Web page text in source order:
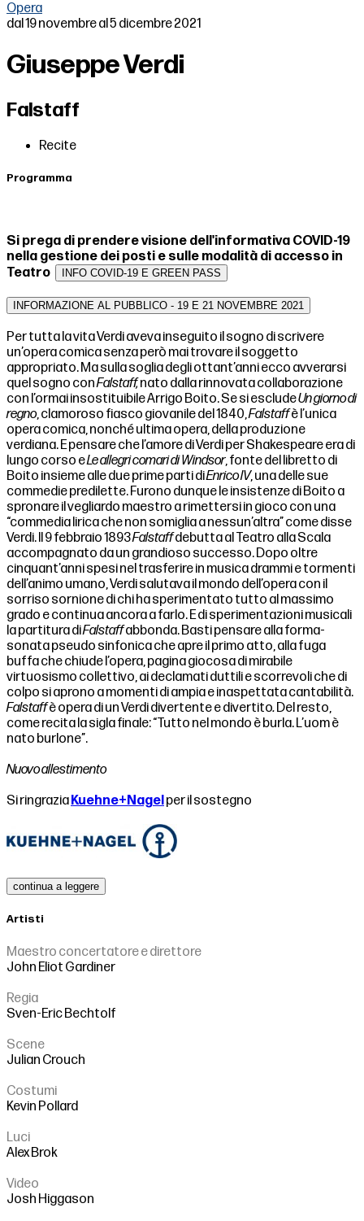
Opera
dal 19 novembre al 5 dicembre 2021
Giuseppe Verdi
Falstaff
Recite
Programma
Si prega di prendere visione dell'informativa COVID-19
nella gestione dei posti e sulle modalità di accesso in
Teatro
INFO COVID-19 E GREEN PASS
INFORMAZIONE AL PUBBLICO - 19 E 21 NOVEMBRE 2021
Per tutta la vita Verdi aveva inseguito il sogno di scrivere
un’opera comica senza però mai trovare il soggetto
appropriato. Ma sulla soglia degli ottant’anni ecco avverarsi
quel sogno conFalstaff,nato dalla rinnovata collaborazione
con l’ormai insostituibile Arrigo Boito. Se si escludeUn giorno di
regno, clamoroso fiasco giovanile del 1840,Falstaffè l’unica
opera comica, nonché ultima opera, della produzione
verdiana. E pensare che l’amore di Verdi per Shakespeare era di
lungo corso eLe allegri comari di Windsor, fonte del libretto di
Boito insieme alle due prime parti diEnrico IV, una delle sue
commedie predilette. Furono dunque le insistenze di Boito a
spronare il vegliardo maestro a rimettersi in gioco con una
“commedia lirica che non somiglia a nessun’altra” come disse
Verdi. Il 9 febbraio 1893Falstaffdebutta al Teatro alla Scala
accompagnato da un grandioso successo. Dopo oltre
cinquant’anni spesi nel trasferire in musica drammi e tormenti
dell’animo umano, Verdi salutava il mondo dell’opera con il
sorriso sornione di chi ha sperimentato tutto al massimo
grado e continua ancora a farlo. E di sperimentazioni musicali
la partitura diFalstaffabbonda. Basti pensare alla forma-
sonata pseudo sinfonica che apre il primo atto, alla fuga
buffa che chiude l’opera, pagina giocosa di mirabile
virtuosismo collettivo, ai declamati duttili e scorrevoli che di
colpo si aprono a momenti di ampia e inaspettata cantabilità.
Falstaffè opera di un Verdi divertente e divertito.Del resto,
come recita la sigla finale: “Tutto nel mondo è burla. L’uom è
nato burlone”.
Nuovo allestimento
Si ringraziaKuehne+Nagelper il sostegno
continua a leggere
Artisti
Maestro concertatore e direttore
John Eliot Gardiner
Regia
Sven-Eric Bechtolf
Scene
Julian Crouch
Costumi
Kevin Pollard
Luci
Alex Brok
Video
Josh Higgason